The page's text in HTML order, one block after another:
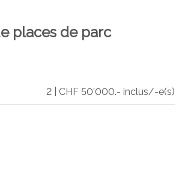
places de parc
2 | CHF 50'000.- inclus/-e(s)